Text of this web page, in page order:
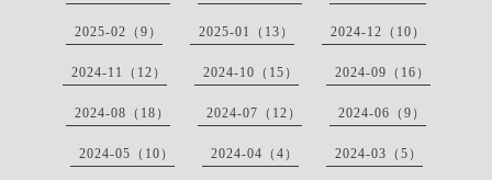
2025-02（9） 2025-01（13） 2024-12（10）
2024-11（12） 2024-10（15） 2024-09（16）
2024-08（18） 2024-07（12） 2024-06（9）
2024-05（10） 2024-04（4） 2024-03（5）